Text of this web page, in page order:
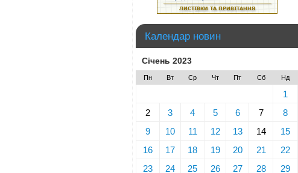
Календар новин
Січень 2023
Пн Вт Ср Чт Пт Сб Нд
1
2
3 4 5 6 7
8
9
10 11 12 13 14
15
16
17 18 19 20 21
22
23
24 25 26 27 28
29